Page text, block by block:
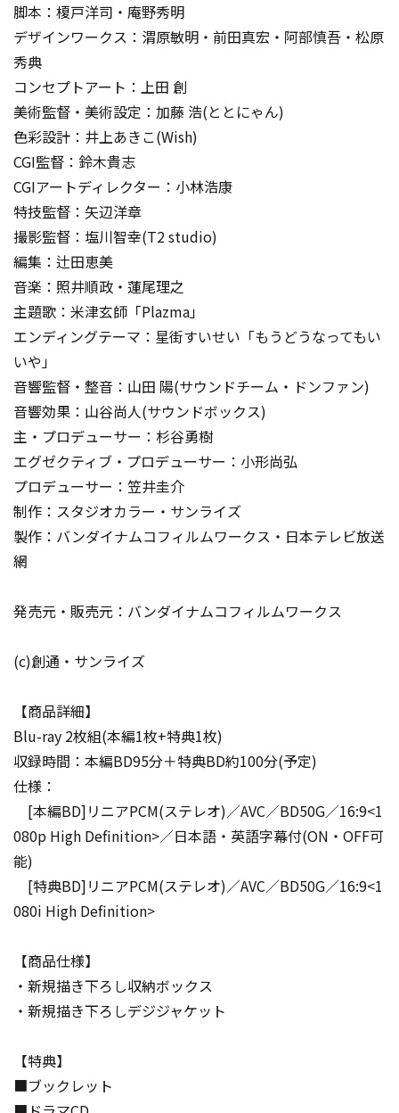
脚本：榎戸洋司・庵野秀明
デザインワークス：渭原敏明・前田真宏・阿部慎吾・松原
秀典
コンセプトアート：上田 創
美術監督・美術設定：加藤 浩(ととにゃん)
色彩設計：井上あきこ(Wish)
CGI監督：鈴木貴志
CGIアートディレクター：小林浩康
特技監督：矢辺洋章
撮影監督：塩川智幸(T2 studio)
編集：辻田恵美
音楽：照井順政・蓮尾理之
主題歌：米津玄師「Plazma」
エンディングテーマ：星街すいせい「もうどうなってもい
いや」
音響監督・整音：山田 陽(サウンドチーム・ドンファン)
音響効果：山谷尚人(サウンドボックス)
主・プロデューサー：杉谷勇樹
エグゼクティブ・プロデューサー：小形尚弘
プロデューサー：笠井圭介
制作：スタジオカラー・サンライズ
製作：バンダイナムコフィルムワークス・日本テレビ放送
網
発売元・販売元：バンダイナムコフィルムワークス
(c)創通・サンライズ
【商品詳細】
Blu-ray 2枚組(本編1枚+特典1枚)
収録時間：本編BD95分＋特典BD約100分(予定)
仕様：
[本編BD]リニアPCM(ステレオ)／AVC／BD50G／16:9<1
080p High Definition>／日本語・英語字幕付(ON・OFF可
能)
[特典BD]リニアPCM(ステレオ)／AVC／BD50G／16:9<1
080i High Definition>
【商品仕様】
・新規描き下ろし収納ボックス
・新規描き下ろしデジジャケット
【特典】
■ブックレット